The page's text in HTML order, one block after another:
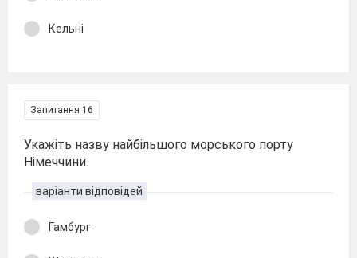
Кельні
Запитання 16
Укажіть назву найбільшого морського порту
Німеччини.
варіанти відповідей
Гамбург